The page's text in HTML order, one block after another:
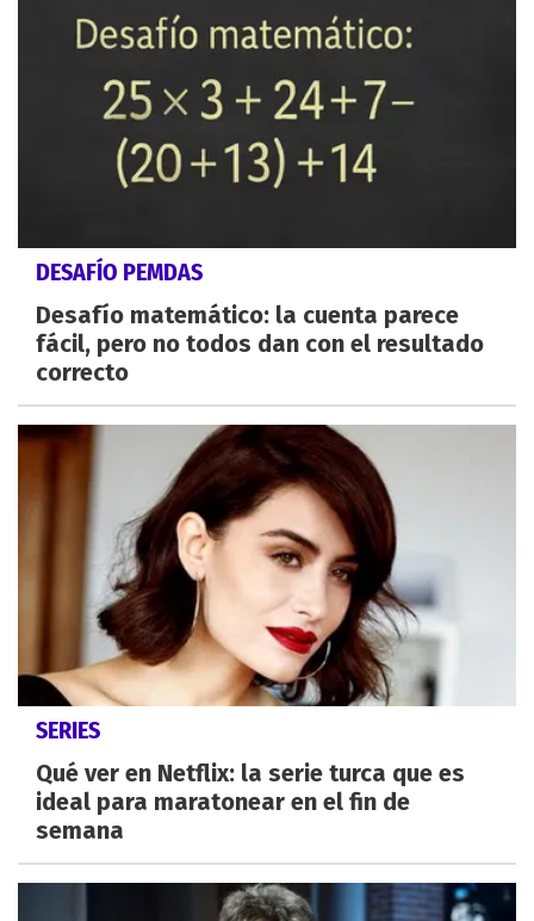
DESAFÍO PEMDAS
Desafío matemático: la cuenta parece
fácil, pero no todos dan con el resultado
correcto
SERIES
Qué ver en Netflix: la serie turca que es
ideal para maratonear en el fin de
semana